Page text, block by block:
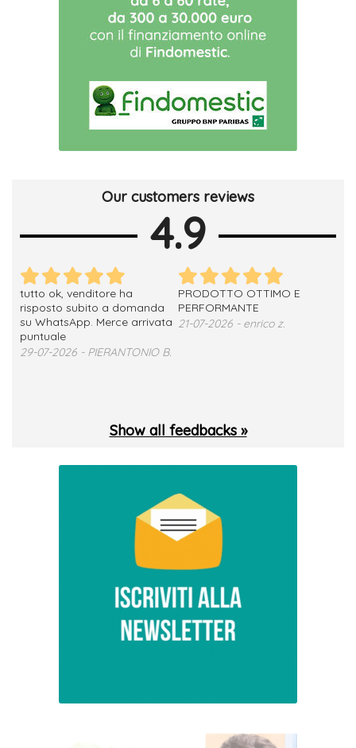
Our customers reviews
4.9
tutto ok, venditore ha
risposto subito a domanda
su WhatsApp. Merce arrivata
puntuale
29-07-2026 - PIERANTONIO B.
PRODOTTO OTTIMO E
PERFORMANTE
21-07-2026 - enrico z.
Show all feedbacks »